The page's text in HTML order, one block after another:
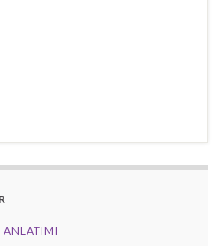
ANLATIMI